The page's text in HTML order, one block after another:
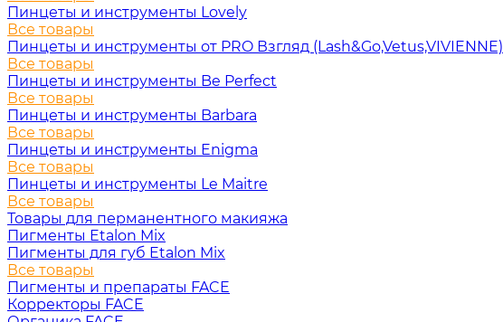
Пинцеты и инструменты Lovely
Все товары
Пинцеты и инструменты от PRO Взгляд (Lash&Go,Vetus,VIVIENNE)
Все товары
Пинцеты и инструменты Be Perfect
Все товары
Пинцеты и инструменты Barbara
Все товары
Пинцеты и инструменты Enigma
Все товары
Пинцеты и инструменты Le Maitre
Все товары
Товары для перманентного макияжа
Пигменты Etalon Mix
Пигменты для губ Etalon Mix
Все товары
Пигменты и препараты FACE
Корректоры FACE